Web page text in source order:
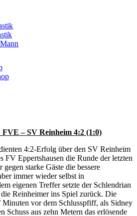
– SV Reinheim 4:2 (1:0)
4:2-Erfolg über den SV Reinheim
FV Eppertshausen die Runde der letzten
starke Gäste die bessere
immer wieder selbst in
eigenen Treffer setzte der Schlendrian
Reinheimer ins Spiel zurück. Die
vor dem Schlusspfiff, als Sidney
Schuss aus zehn Metern das erlösende